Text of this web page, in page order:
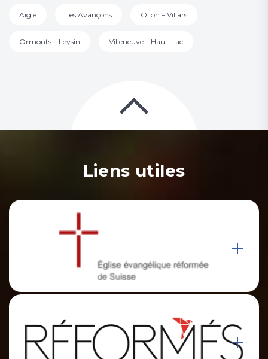
Aigle Les Avançons Ollon – Villars
Ormonts – Leysin Villeneuve – Haut-Lac
Liens utiles